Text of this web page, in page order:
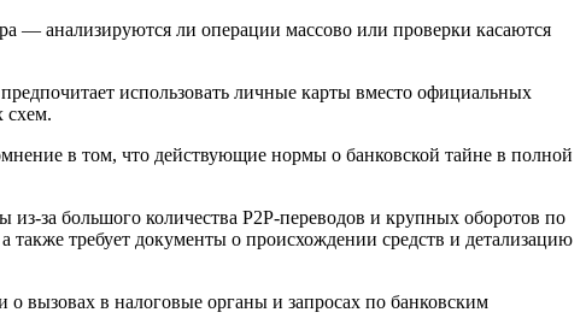
— анализируются ли операции массово или проверки касаются
использовать личные карты вместо официальных
схем.
в том, что действующие нормы о банковской тайне в полной
за большого количества P2P-переводов и крупных оборотов по
требует документы о происхождении средств и детализацию
о вызовах в налоговые органы и запросах по банковским